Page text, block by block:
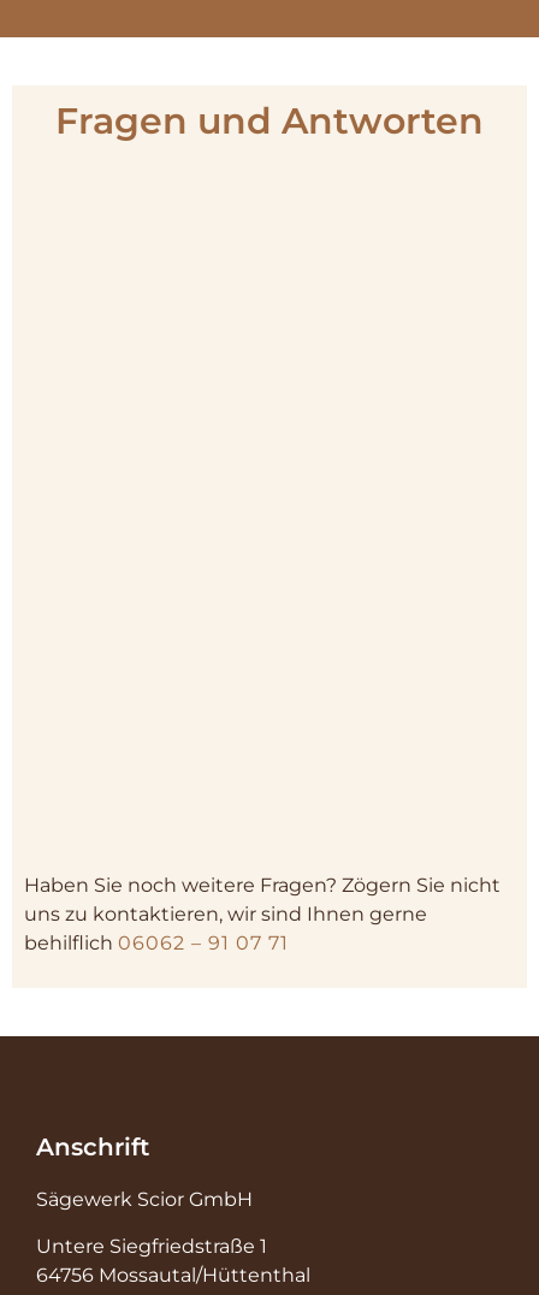
Fragen und Antworten
Haben Sie noch weitere Fragen? Zögern Sie nicht
uns zu kontaktieren, wir sind Ihnen gerne
behilflich 06062 – 91 07 71
Anschrift
Sägewerk Scior GmbH
Untere Siegfriedstraße 1
64756 Mossautal/Hüttenthal